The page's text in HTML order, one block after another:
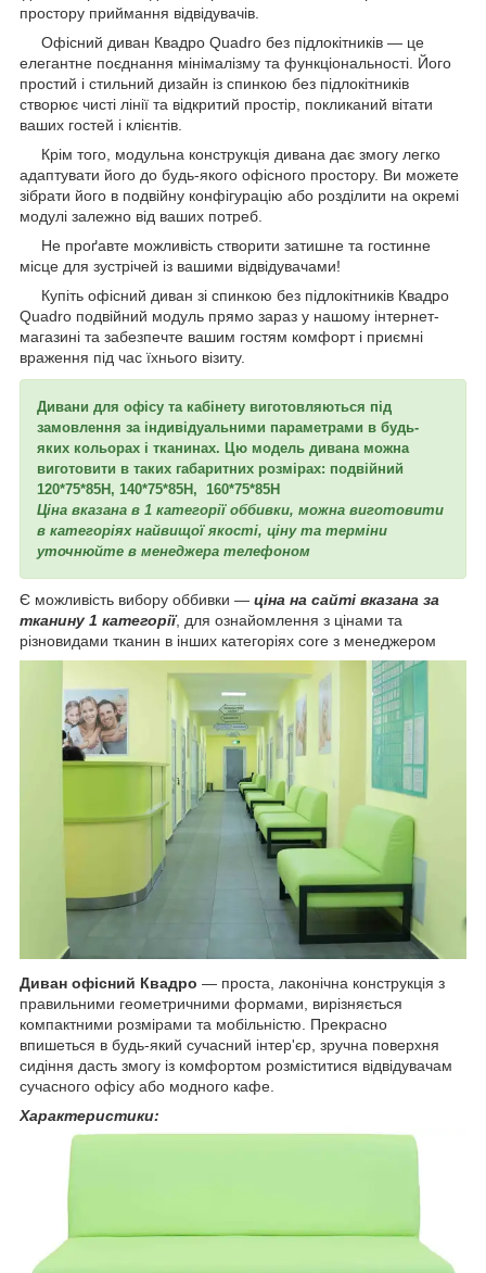
простору приймання відвідувачів.
Офісний диван Квадро Quadro без підлокітників — це
елегантне поєднання мінімалізму та функціональності. Його
простий і стильний дизайн із спинкою без підлокітників
створює чисті лінії та відкритий простір, покликаний вітати
ваших гостей і клієнтів.
Крім того, модульна конструкція дивана дає змогу легко
адаптувати його до будь-якого офісного простору. Ви можете
зібрати його в подвійну конфігурацію або розділити на окремі
модулі залежно від ваших потреб.
Не проґавте можливість створити затишне та гостинне
місце для зустрічей із вашими відвідувачами!
Купіть офісний диван зі спинкою без підлокітників Квадро
Quadro подвійний модуль прямо зараз у нашому інтернет-
магазині та забезпечте вашим гостям комфорт і приємні
враження під час їхнього візиту.
Дивани для офісу та кабінету виготовляються під
замовлення за індивідуальними параметрами в будь-
яких кольорах і тканинах. Цю модель дивана можна
виготовити в таких габаритних розмірах: подвійний
120*75*85H, 140*75*85H, 160*75*85H
Ціна вказана в 1 категорії оббивки, можна виготовити
в категоріях найвищої якості, ціну та терміни
уточнюйте в менеджера телефоном
Є можливість вибору оббивки — ціна на сайті вказана за
тканину 1 категорії, для ознайомлення з цінами та
різновидами тканин в інших категоріях core з менеджером
Диван офісний Квадро — проста, лаконічна конструкція з
правильними геометричними формами, вирізняється
компактними розмірами та мобільністю. Прекрасно
впишеться в будь-який сучасний інтер'єр, зручна поверхня
сидіння дасть змогу із комфортом розміститися відвідувачам
сучасного офісу або модного кафе.
Характеристики: